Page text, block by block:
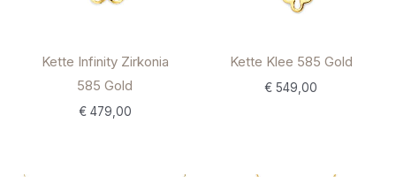
Kette Infinity Zirkonia
585 Gold
€479,00
Kette Klee 585 Gold
€ 549,00